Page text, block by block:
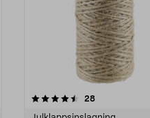
28recensioner
4.5 av 5 stjärnor